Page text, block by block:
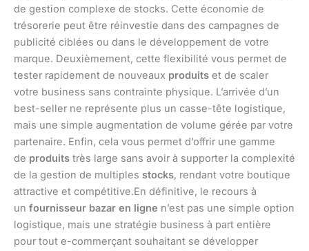
de gestion complexe de stocks. Cette économie de
trésorerie peut être réinvestie dans des campagnes de
publicité ciblées ou dans le développement de votre
marque. Deuxièmement, cette flexibilité vous permet de
tester rapidement de nouveaux produits et de scaler
votre business sans contrainte physique. L’arrivée d’un
best-seller ne représente plus un casse-tête logistique,
mais une simple augmentation de volume gérée par votre
partenaire. Enfin, cela vous permet d’offrir une gamme
de produits très large sans avoir à supporter la complexité
de la gestion de multiples stocks, rendant votre boutique
attractive et compétitive.En définitive, le recours à
un fournisseur bazar en ligne n’est pas une simple option
logistique, mais une stratégie business à part entière
pour tout e-commerçant souhaitant se développer